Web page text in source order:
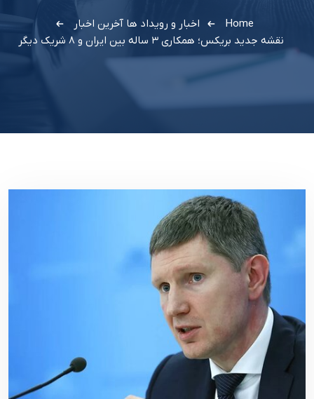
Home اخبار و رویداد ها آخرین اخبار
نقشه جدید بریکس؛ همکاری ۳ ساله بین ایران و ۸ شریک دیگر